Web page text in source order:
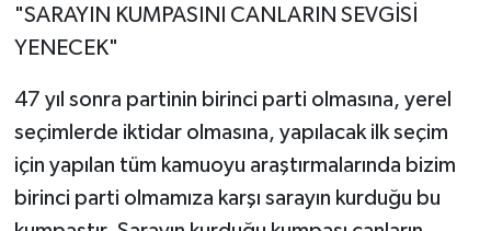
"SARAYIN KUMPASINI CANLARIN SEVGİSİ
YENECEK"
47 yıl sonra partinin birinci parti olmasına, yerel
seçimlerde iktidar olmasına, yapılacak ilk seçim
için yapılan tüm kamuoyu araştırmalarında bizim
birinci parti olmamıza karşı sarayın kurduğu bu